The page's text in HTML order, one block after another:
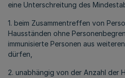
eine Unterschreitung des
1. beim Zusammentreffen von
Hausständen ohne
immunisierte Personen aus
dürfen,
2. unabhängig von der Anzahl der